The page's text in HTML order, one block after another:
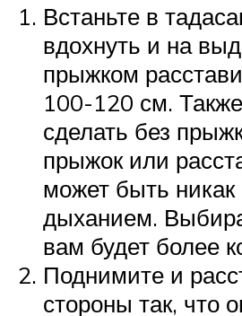
Встаньте в
вдохнуть и на
прыжком
100-120 см.
сделать без
прыжок или
может быть никак
дыханием.
вам будет более
Поднимите и
стороны так, что